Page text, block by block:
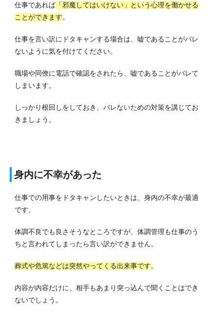
仕事であれば 「邪魔してはいけない」という心理を働かせる
ことができます。
仕事を言い訳にドタキャンする場合は、嘘であることがバレ
ないように気を付けてください。
職場や同僚に電話で確認をされたら、嘘であることがバレて
しまいます。
しっかり根回しをしておき、バレないための対策を講じてお
きましょう。
身内に不幸があった
仕事での用事をドタキャンしたいときは、身内の不幸が最適
です。
体調不良でも良さそうなところですが、体調管理も仕事のう
ちと言われてしまったら言い訳ができません。
葬式や危篤などは突然やってくる出来事です。
内容が内容だけに、相手もあまり突っ込んで聞くことはでき
ないでしょう。